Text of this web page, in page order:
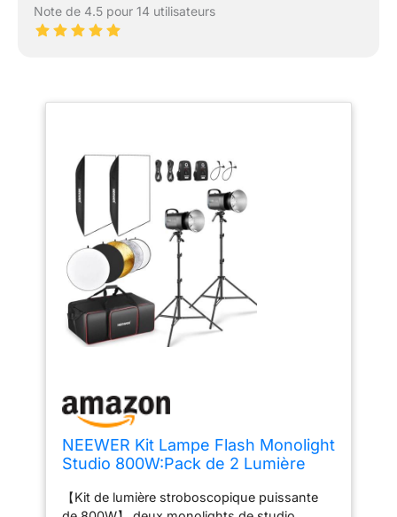
Note de 4.5 pour 14 utilisateurs
NEEWER Kit Lampe Flash Monolight
Studio 800W:Pack de 2 Lumière
avec Déclencheur 2,4G/Lampe
【Kit de lumière stroboscopique puissante